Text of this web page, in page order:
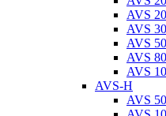
AVS
AVS
AVS
AVS
AVS
AVS-H
AVS